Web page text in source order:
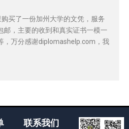
买了一份加州大学的文凭，服务
邮，主要的收到和真实证书一模一
，万分感谢diplomashelp.com，我
联系我们